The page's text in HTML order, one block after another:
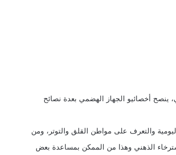
أخصائيو الجهاز الهضمي بعدة نصائح
والتعرف على مواطن القلق والتوتر، ومن
الذهني وهذا من الممكن بمساعدة بعض